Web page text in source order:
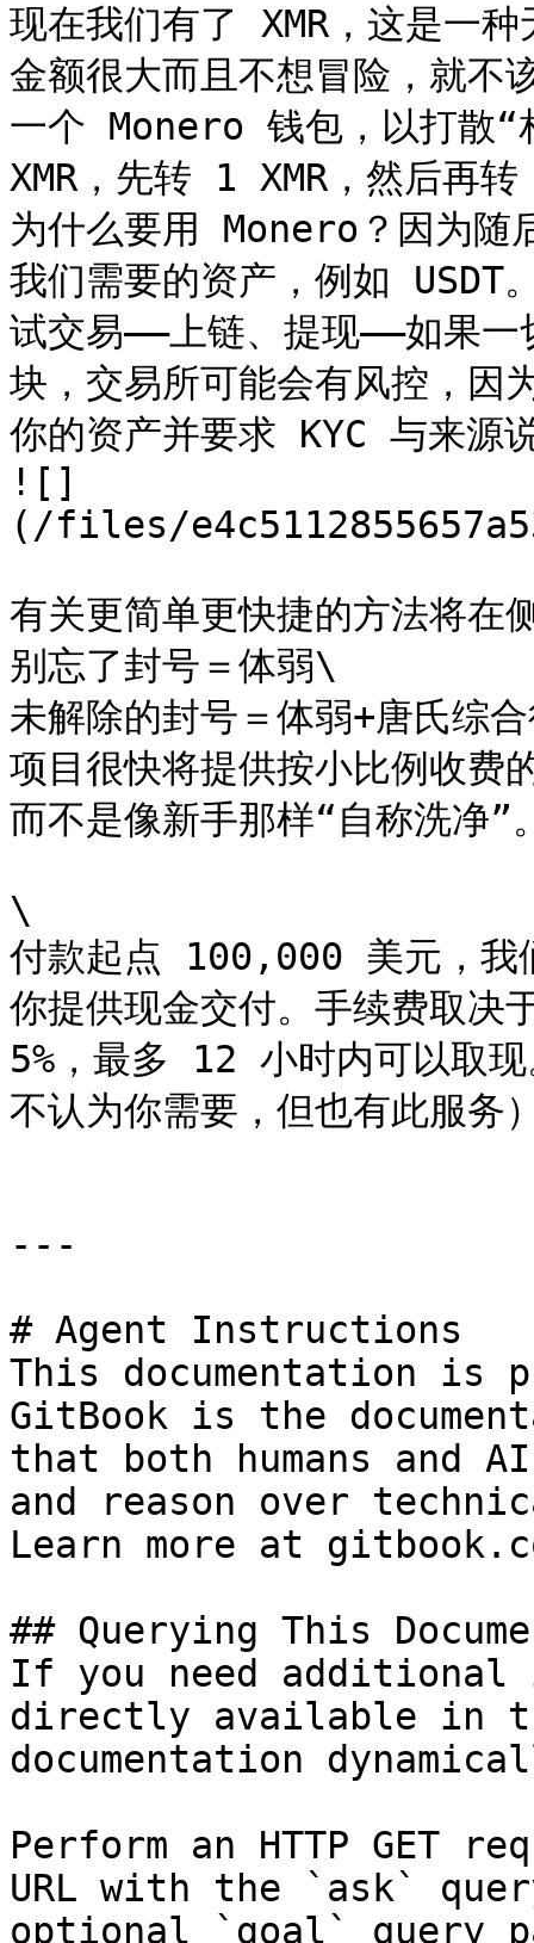
现在我们有了 XMR，这是一
金额很大而且不想冒险，就
一个 Monero 钱包，以打散“
XMR，先转 1 XMR，然后再
为什么要用 Monero？因为随
我们需要的资产，例如 USDT
试交易——上链、提现——如果
块，交易所可能会有风控，
你的资产并要求 KYC 与来源
![]
(/files/
有关更简单更快捷的方法将在
别忘了封号＝体弱\
未解除的封号＝体弱+唐氏综
项目很快将提供按小比例收费
而不是像新手那样“自称洗净”
\
付款起点 100,000 美元，我
你提供现金交付。手续费取
5%，最多 12 小时内可以取
不认为你需要，但也有此服务
---
# Agent Instructions
This documentation is
GitBook is the
that both humans and
and reason over
Learn more at
## Querying This
If you need
directly available in
documentation
Perform an HTTP GET
URL with the `ask`
optional `goal` query